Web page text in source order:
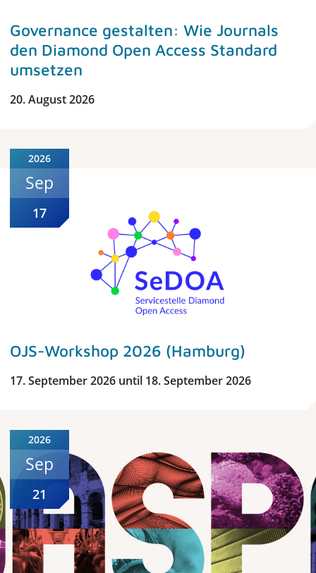
Governance gestalten: Wie Journals
den Diamond Open Access Standard
umsetzen
20. August 2026
2026
Sep
17
OJS-Workshop 2026 (Hamburg)
17. September 2026 until 18. September 2026
2026
Sep
21